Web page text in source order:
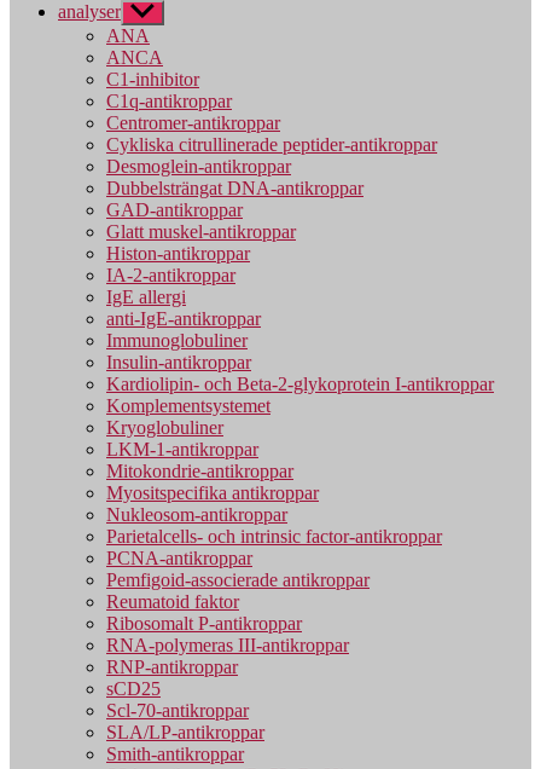
analyser Visa
undermeny
ANA
ANCA
C1-inhibitor
C1q-antikroppar
Centromer-antikroppar
Cykliska citrullinerade peptider-antikroppar
Desmoglein-antikroppar
Dubbelsträngat DNA-antikroppar
GAD-antikroppar
Glatt muskel-antikroppar
Histon-antikroppar
IA-2-antikroppar
IgE allergi
anti-IgE-antikroppar
Immunoglobuliner
Insulin-antikroppar
Kardiolipin- och Beta-2-glykoprotein I-antikroppar
Komplementsystemet
Kryoglobuliner
LKM-1-antikroppar
Mitokondrie-antikroppar
Myositspecifika antikroppar
Nukleosom-antikroppar
Parietalcells- och intrinsic factor-antikroppar
PCNA-antikroppar
Pemfigoid-associerade antikroppar
Reumatoid faktor
Ribosomalt P-antikroppar
RNA-polymeras III-antikroppar
RNP-antikroppar
sCD25
Scl-70-antikroppar
SLA/LP-antikroppar
Smith-antikroppar